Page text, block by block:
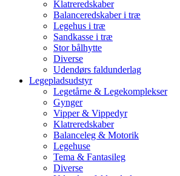
Klatreredskaber
Balanceredskaber i træ
Legehus i træ
Sandkasse i træ
Stor bålhytte
Diverse
Udendørs faldunderlag
Legepladsudstyr
Legetårne & Legekomplekser
Gynger
Vipper & Vippedyr
Klatreredskaber
Balanceleg & Motorik
Legehuse
Tema & Fantasileg
Diverse